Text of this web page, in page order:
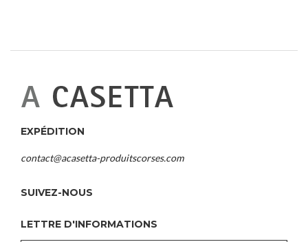
EXPÉDITION
contact@acasetta-produitscorses.com
SUIVEZ-NOUS
LETTRE D'INFORMATIONS